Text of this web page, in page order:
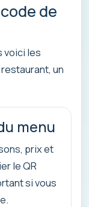
de
voici les
un
menu
prix et
le QR
si vous